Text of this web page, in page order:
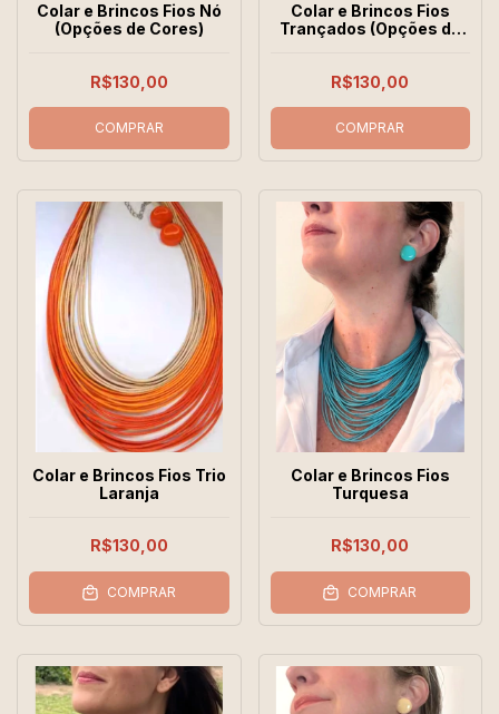
Colar e Brincos Fios Nó
(Opções de Cores)
R$130,00
COMPRAR
Colar e Brincos Fios
Trançados (Opções de
R$130,00
COMPRAR
Colar e Brincos Fios Trio
Laranja
R$130,00
COMPRAR
Colar e Brincos Fios
Turquesa
R$130,00
COMPRAR